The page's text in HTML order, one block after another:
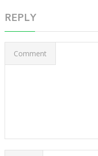
REPLY
Comment